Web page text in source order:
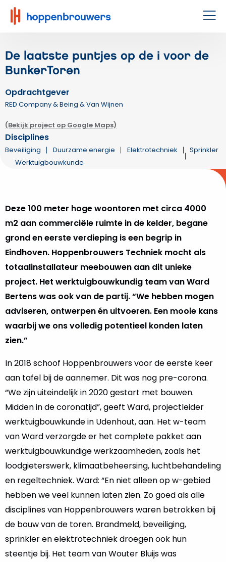
Hoppenbrouwers
|
techniek
leeft
De laatste puntjes op de i voor de
BunkerToren
Opdrachtgever
RED Company & Being & Van Wijnen
(Bekijk project op Google Maps)
Disciplines
Beveiliging Duurzame energie Elektrotechniek
Sprinkler
Werktuigbouwkunde
Deze 100 meter hoge woontoren met circa 4000
m2 aan commerciële ruimte in de kelder, begane
grond en eerste verdieping is een begrip in
Eindhoven. Hoppenbrouwers Techniek mocht als
totaalinstallateur meebouwen aan dit unieke
project. Het werktuigbouwkundig team van Ward
Bertens was ook van de partij. “We hebben mogen
adviseren, ontwerpen én uitvoeren. Een mooie kans
waarbij we ons volledig potentieel konden laten
zien.”
In 2018 schoof Hoppenbrouwers voor de eerste keer
aan tafel bij de aannemer. Dit was nog pre-corona.
“We zijn uiteindelijk in 2020 gestart met bouwen.
Midden in de coronatijd”, geeft Ward, projectleider
werktuigbouwkunde in Udenhout, aan. Het w-team
van Ward verzorgde er het complete pakket aan
werktuigbouwkundige werkzaamheden, zoals het
loodgieterswerk, klimaatbeheersing, luchtbehandeling
en regeltechniek. Ward: “En niet alleen op w-gebied
hebben we veel kunnen laten zien. Zo goed als alle
disciplines van Hoppenbrouwers waren betrokken bij
de bouw van de toren. Brandmeld, beveiliging,
sprinkler en elektrotechniek droegen ook hun
steentje bij. Het team van Wouter Bluijs was